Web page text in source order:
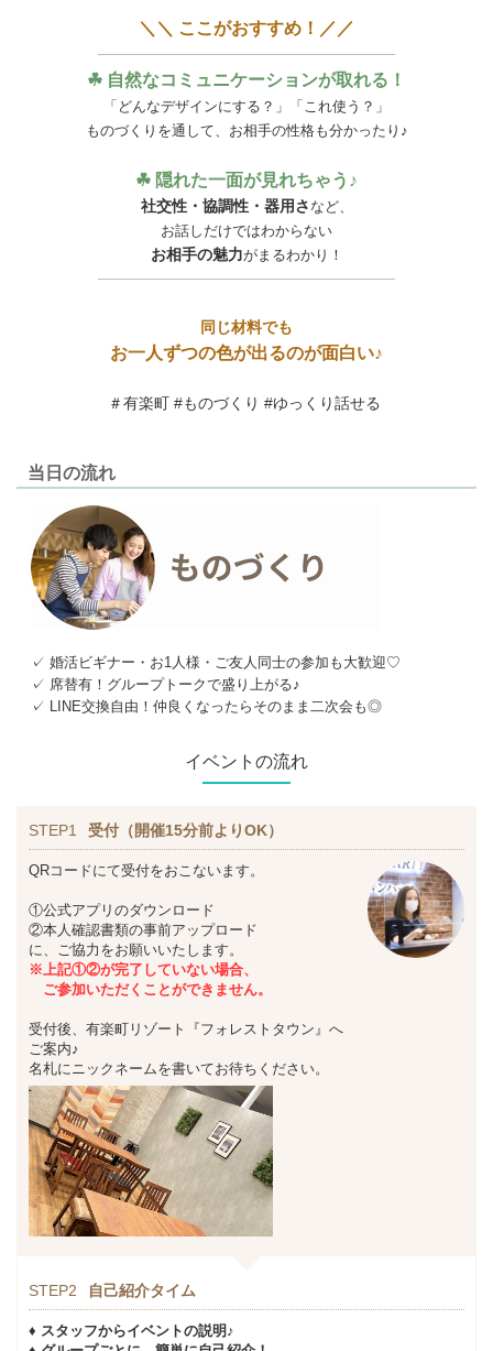
＼＼ ここがおすすめ！／／
☘ 自然なコミュニケーションが取れる！
「どんなデザインにする？」「これ使う？」
ものづくりを通して、お相手の性格も分かったり♪
☘ 隠れた一面が見れちゃう♪
社交性・協調性・器用さ など、
お話しだけではわからない
お相手の魅力がまるわかり！
同じ材料でも
お一人ずつの色が出るのが面白い♪
＃有楽町 #ものづくり #ゆっくり話せる
当日の流れ
✓ 婚活ビギナー・お1人様・ご友人同士の参加も大歓迎♡
✓ 席替有！グループトークで盛り上がる♪
✓ LINE交換自由！仲良くなったらそのまま二次会も◎
イベントの流れ
STEP1 受付（開催15分前よりOK）
QRコードにて受付をおこないます。
①公式アプリのダウンロード
②本人確認書類の事前アップロード
に、ご協力をお願いいたします。
※上記①②が完了していない場合、
ご参加いただくことができません。
受付後、有楽町リゾート『フォレストタウン』へ
ご案内♪
名札にニックネームを書いてお待ちください。
STEP2 自己紹介タイム
♦ スタッフからイベントの説明♪